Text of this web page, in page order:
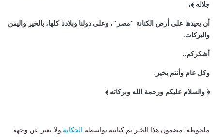
جلاله ﴾،
أن يعيدها على أرض الكنانة "مصر"، وعلى دولنا وبلادنا كلها، بالخير واليمن
والبركات.
أشكركم..
وكل عام وأنتم بخير،
﴿ والسلام عليكم ورحمة الله وبركاته ﴾
ملحوظة: مضمون هذا الخبر تم كتابته بواسطة الحكاية ولا يعبر عن وجهة